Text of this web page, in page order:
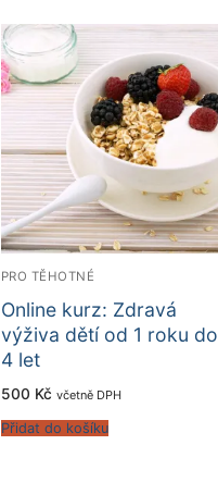
PRO TĚHOTNÉ
Online kurz: Zdravá
výživa dětí od 1 roku do
4 let
500 Kč včetně DPH
Přidat do košíku